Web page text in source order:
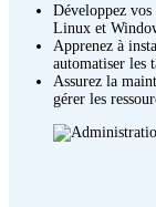
Développez vos
Linux et
Apprenez à
automatiser les
Assurez la
gérer les